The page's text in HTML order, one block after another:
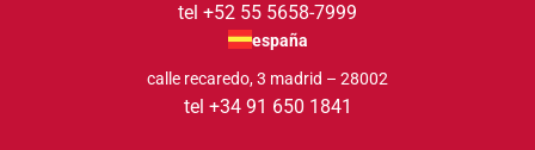
tel +52 55 5658-7999
españa
calle recaredo, 3 madrid – 28002
tel +34 91 650 1841